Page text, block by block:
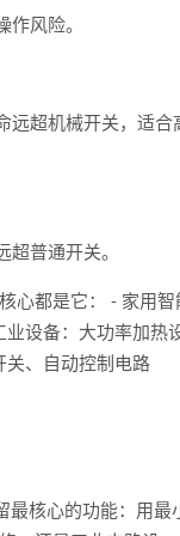
风险。
远超机械开关，适合
普通开关。
心都是它： - 家用智
设备：大功率加热
、自动控制电路
最核心的功能：用最